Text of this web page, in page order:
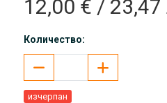
12,00 € / 23,47
Количество:
изчерпан